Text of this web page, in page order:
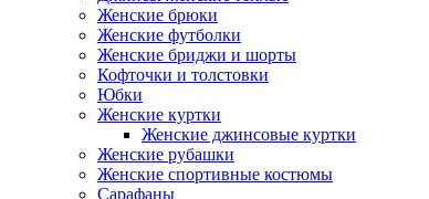
Женские брюки
Женские футболки
Женские бриджи и шорты
Кофточки и толстовки
Юбки
Женские куртки
Женские джинсовые куртки
Женские рубашки
Женские спортивные костюмы
Сарафаны